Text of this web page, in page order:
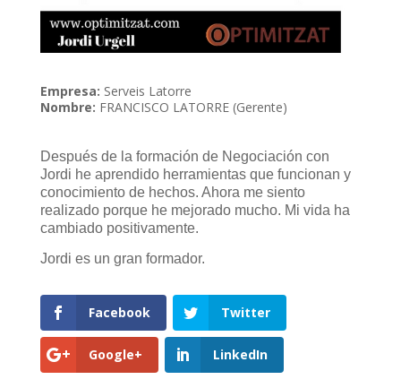
Empresa: Serveis Latorre
Nombre: FRANCISCO LATORRE (Gerente)
Después de la formación de Negociación con
Jordi he aprendido herramientas que funcionan y
conocimiento de hechos. Ahora me siento
realizado porque he mejorado mucho. Mi vida ha
cambiado positivamente.
Jordi es un gran formador.
Facebook Twitter
Google+ LinkedIn